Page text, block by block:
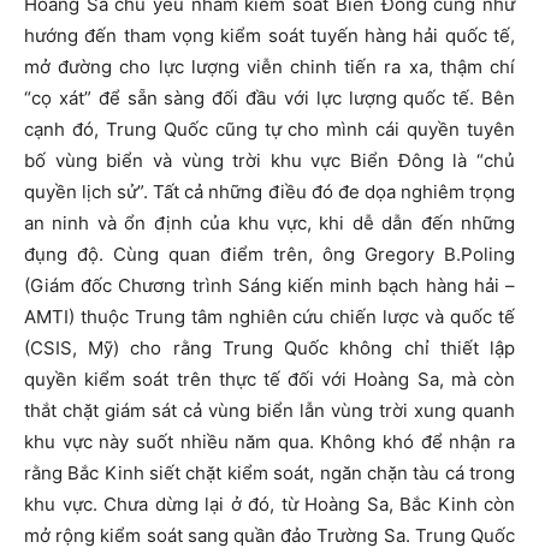
hướng đến tham vọng kiểm soát tuyến hàng hải quốc tế,
mở đường cho lực lượng viễn chinh tiến ra xa, thậm chí
“cọ xát” để sẵn sàng đối đầu với lực lượng quốc tế. Bên
cạnh đó, Trung Quốc cũng tự cho mình cái quyền tuyên
bố vùng biển và vùng trời khu vực Biển Đông là “chủ
quyền lịch sử”. Tất cả những điều đó đe dọa nghiêm trọng
an ninh và ổn định của khu vực, khi dễ dẫn đến những
đụng độ. Cùng quan điểm trên, ông Gregory B.Poling
(Giám đốc Chương trình Sáng kiến minh bạch hàng hải –
AMTI) thuộc Trung tâm nghiên cứu chiến lược và quốc tế
(CSIS, Mỹ) cho rằng Trung Quốc không chỉ thiết lập
quyền kiểm soát trên thực tế đối với Hoàng Sa, mà còn
thắt chặt giám sát cả vùng biển lẫn vùng trời xung quanh
khu vực này suốt nhiều năm qua. Không khó để nhận ra
rằng Bắc Kinh siết chặt kiểm soát, ngăn chặn tàu cá trong
khu vực. Chưa dừng lại ở đó, từ Hoàng Sa, Bắc Kinh còn
mở rộng kiểm soát sang quần đảo Trường Sa. Trung Quốc